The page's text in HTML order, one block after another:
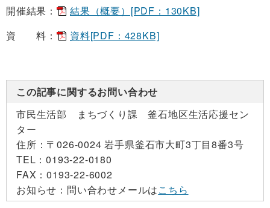
開催結果：
結果（概要）[PDF：130KB]
資 料：
資料[PDF：428KB]
この記事に関するお問い合わせ
市民生活部 まちづくり課 釜石地区生活応援セン
ター
住所： 〒026-0024 岩手県釜石市大町3丁目8番3号
TEL：0193-22-0180
FAX：0193-22-6002
お知らせ： 問い合わせメールはこちら